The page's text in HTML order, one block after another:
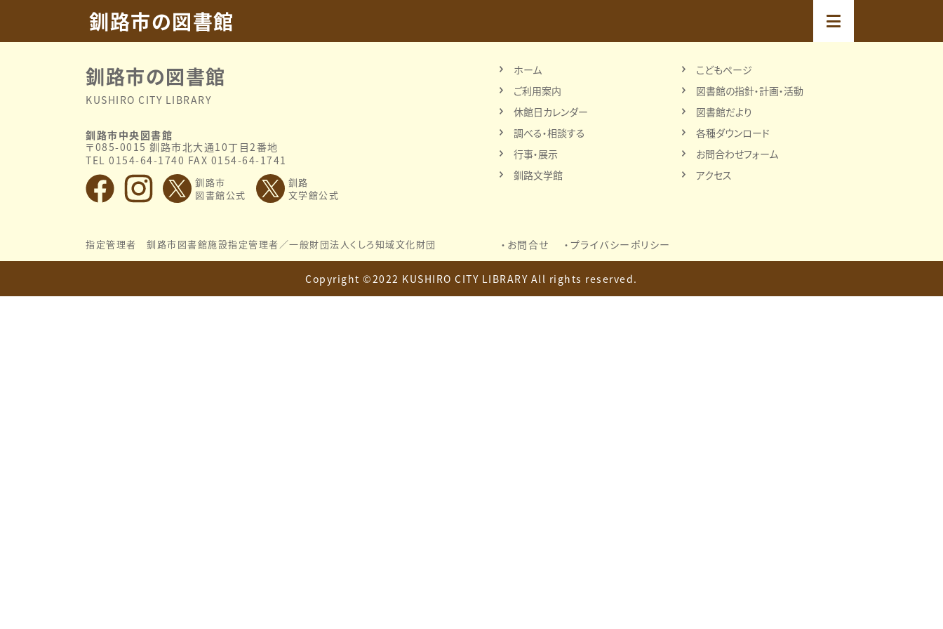
釧路市の図書館
2023.04.01 令和5年度
釧路市の図書館
KUSHIRO CITY LIBRARY
釧路市中央図書館
〒085-0015 釧路市北大通10丁目2番地
TEL 0154-64-1740 FAX 0154-64-1741
釧路市
図書館公式
釧路
文学館公式
ホーム
ご利用案内
休館日カレンダー
調べる・相談する
行事・展示
釧路文学館
こどもページ
図書館の指針・計画・活動
図書館だより
各種ダウンロード
お問合わせフォーム
アクセス
お問合せ プライバシーポリシー
指定管理者 釧路市図書館施設指定管理者／一般財団法人くしろ知域文化財団
Copyright ©2022 KUSHIRO CITY LIBRARY All rights reserved.